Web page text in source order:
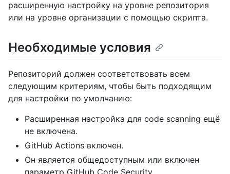
расширенную настройку на уровне репозитория
или на уровне организации с помощью скрипта.
Необходимые условия
Репозиторий должен соответствовать всем
следующим критериям, чтобы быть подходящим
для настройки по умолчанию:
Расширенная настройка для code scanning ещё
не включена.
GitHub Actions включен.
Он является общедоступным или включен